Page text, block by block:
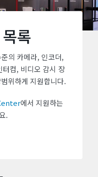
록
의 카메라, 인코더,
컴, 비디오 감시 장
위하게 지원합니다.
에서 지원하는
.